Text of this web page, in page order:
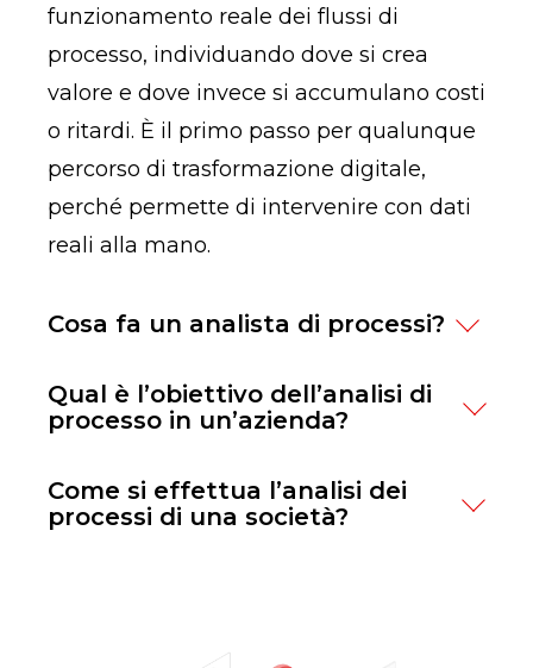
funzionamento reale dei flussi di
processo, individuando dove si crea
valore e dove invece si accumulano costi
o ritardi. È il primo passo per qualunque
percorso di trasformazione digitale,
perché permette di intervenire con dati
reali alla mano.
Cosa fa un analista di processi?
Un analista di processi osserva, studia e
rappresenta le attività che compongono
stretto contatto con i team operativi per
raccogliere informazioni, identificare
Qual è l’obiettivo dell’analisi di
processo in un’azienda?
L’obiettivo principale dell’analisi di
processo è portare chiarezza, efficienza
Come si effettua l’analisi dei
processi di una società?